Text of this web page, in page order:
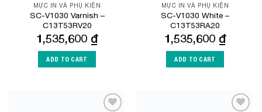
MỰC IN VÀ PHỤ KIỆN
SC-V1030 Varnish –
C13T53RV20
1,535,600 ₫
ADD TO CART
MỰC IN VÀ PHỤ KIỆN
SC-V1030 White –
C13T53RA20
1,535,600 ₫
ADD TO CART